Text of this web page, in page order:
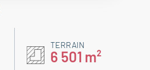
TERRAIN
6 501 m²